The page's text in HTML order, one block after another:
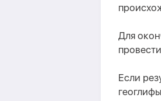
Для
Если